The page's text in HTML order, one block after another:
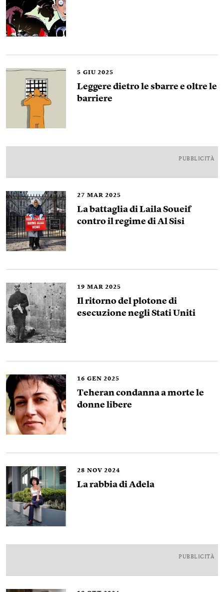
5 GIU 2025
Leggere dietro le sbarre e oltre le
barriere
PUBBLICITÀ
27 MAR 2025
La battaglia di Laila Soueif
contro il regime di Al Sisi
19 MAR 2025
Il ritorno del plotone di
esecuzione negli Stati Uniti
16 GEN 2025
Teheran condanna a morte le
donne libere
28 NOV 2024
La rabbia di Adela
PUBBLICITÀ